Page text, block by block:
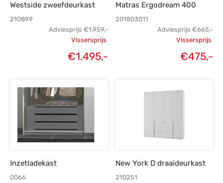
Westside zweefdeurkast
210899
Adviesprijs €1.959,-
Oorspronkelijke
€1.959,-.
Vissersprijs
€1.495,-
Matras Ergodream 400
201803011
Adviesprijs €665,-
Vissersprijs
€475,-
Inzetladekast
0066
New York D draaideurkast
210251